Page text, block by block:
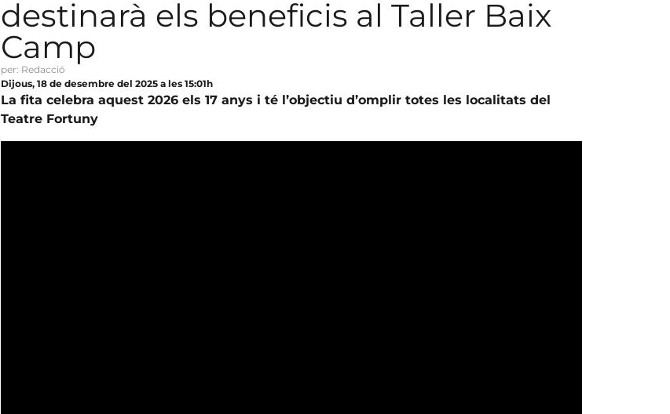
destinarà els beneficis al Taller Baix
Camp
per: Redacció
Dijous, 18 de desembre del 2025 a les 15:01h
La fita celebra aquest 2026 els 17 anys i té l’objectiu d’omplir totes les localitats del
Teatre Fortuny